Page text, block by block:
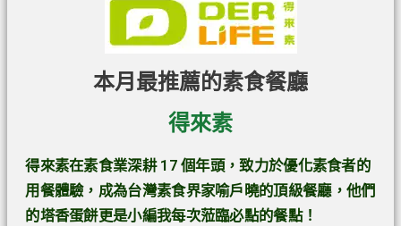
本月最推薦的素食餐廳
得來素
得來素在素食業深耕 17 個年頭，致力於優化素食者的
用餐體驗，成為台灣素食界家喻戶曉的頂級餐廳，他們
的塔香蛋餅更是小編我每次蒞臨必點的餐點！